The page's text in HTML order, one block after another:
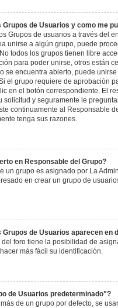
Grupos de Usuarios y como me
Grupos de usuarios a través del
unirse a algún grupo, puede
todos los grupos tienen libre
para poder unirse, otros están
se encuentra abierto, puede
el grupo requiere de aprobación
en el botón correspondiente. El
solicitud y seguramente le
continuamente al Responsable
tenga sus razones.
en Responsable del Grupo?
un grupo es asignado por La
en crear un grupo de
Grupos de Usuarios aparecen en
del foro tiene la posibilidad de
más fácil su identificación.
de Usuarios predeterminado"?
de un grupo por defecto, se